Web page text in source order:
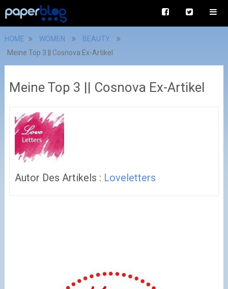
HOME WOMEN
BEAUTY
Meine Top 3 || Cosnova Ex-Artikel
Meine Top 3 || Cosnova Ex-Artikel
Autor Des Artikels : Loveletters